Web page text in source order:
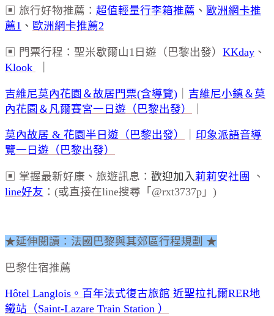
▣ 旅行好物推薦： 超值輕量行李箱推薦 、 歐洲網卡推
薦1 、 歐洲網卡推薦2
▣ 門票行程：聖米歇爾山1日遊（巴黎出發） KKday 、
Klook
吉維尼莫內花園＆故居門票(含導覽)
吉維尼小鎮＆莫
內花園＆凡爾賽宮一日遊（巴黎出發）
莫內故居 & 花園半日遊（巴黎出發）
印象派語音導
覽一日遊（巴黎出發）
▣ 掌握最新好康、旅遊訊息： 歡迎加入 莉莉安社團
、
line好友 ：(或直接在line搜尋「@rxt3737p」)
★延伸閱讀：法國巴黎與其郊區行程規劃 ★
巴黎住宿推薦
Hôtel Langlois。百年法式復古旅館 近聖拉扎爾RER地
鐵站（Saint-Lazare Train Station ）